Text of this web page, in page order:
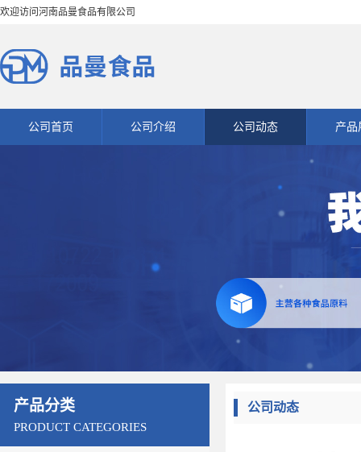
欢迎访问河南品曼食品有限公司
公司首页 公司介绍 公司动态 产品
产品分类
PRODUCT CATEGORIES
公司动态